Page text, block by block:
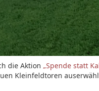
die Aktion „Spende statt
Kleinfeldtoren